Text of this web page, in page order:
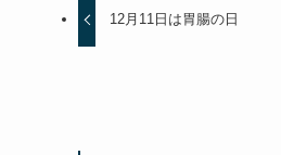
12月11日は胃腸の日